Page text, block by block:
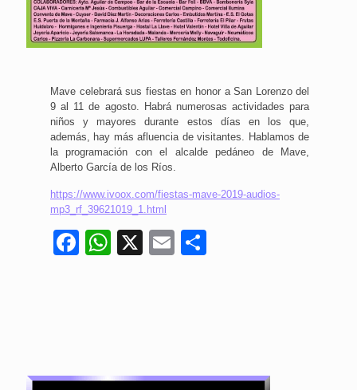
Mave celebrará sus fiestas en honor a San Lorenzo del
9 al 11 de agosto. Habrá numerosas actividades para
niños y mayores durante estos días en los que,
además, hay más afluencia de visitantes. Hablamos de
la programación con el alcalde pedáneo de Mave,
Alberto García de los Ríos.
https://www.ivoox.com/fiestas-mave-2019-audios-
mp3_rf_39621019_1.html
Facebook
WhatsApp
X Email